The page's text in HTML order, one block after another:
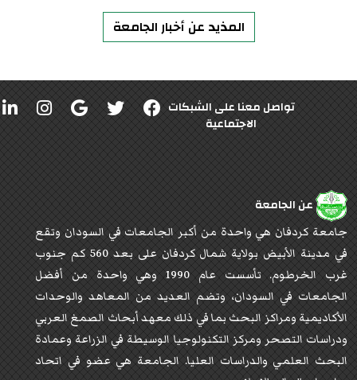
المذيد عن أخبار الجامعة
تواصل معنا على الشبكات
الاجتماعية
عن الجامعة
جامعة كردفان هي واحدة من أكبر الجامعات في السودان وتقع
في مدينة الأبيض بولاية شمال كردفان على بعد 560 كم جنوب
غرب الخرطوم. تأسست عام 1990 وهي واحدة من أفضل
الجامعات في السودان، وتضم العديد من المعاهد والوحدات
الأكاديمية ومراكز البحث بما في ذلك معهد أبحاث الصمغ العربي
ودراسات التصحر ومركز التكنولوجيا الوسيطة في الزراعة وعمادة
البحث العلمي والدراسات العليا. الجامعة هي عضو في اتحاد